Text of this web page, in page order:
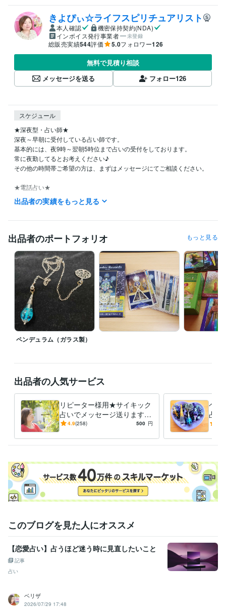
きよぴぃ☆ライフスピリチュアリスト
本人確認
機密保持契約(NDA)
インボイス発行事業者
未登録
総販売実績544評価 5.0フォロワー126
無料で見積り相談
メッセージを送る
フォロー126
スケジュール
★深夜型・占い師★
深夜～早朝に受付している占い師です。
基本的には、夜9時～翌朝5時位まで占いの受付をしております。
常に夜勤してるとお考えください♪
その他の時間帯ご希望の方は、まずはメッセージにてご相談ください。
★電話占い★
基本的には、夜9時～翌朝5時まで。
「おやすみから、おはよう」の時間帯に待機・ご予約受付しておりま
資格・検定
情報処理技術者（初級システムアドミニストレータ）
取得年 : 2003
年
インターネット検定（.comMaster★） 取得年 : 2003年
得意分野
占い オラクルカード占い、ダウジング
占い スピリチュアル
出品者の実績をもっと見る
出品者のポートフォリオ もっと見る
ペンデュラム（ガラス製）
出品者の人気サービス
リピーター様用★サイキック
占いでメッセージ送ります
サイキック占いで、必要なリ
ます
4.9(258) 500 円
ペン
占い
か？
このブログを見た人にオススメ
【恋愛占い】占うほど迷う時に見直したいこと
記事
占い
ベリザ
2026/07/29 17:48